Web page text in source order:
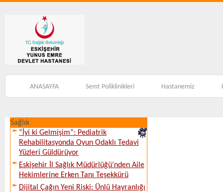
ANASAYFA Semt Poliklinikleri Hastanemiz
Sağlık
“İyi ki Gelmişim”: Pediatrik
Rehabilitasyonda Oyun Odaklı Tedavi
Yüzleri Güldürüyor
Eskişehir İl Sağlık Müdürlüğü’nden Aile
Hekimlerine Erken Tanı Teşekkürü
Dijital Çağın Yeni Riski: Ünlü Hayranlığı